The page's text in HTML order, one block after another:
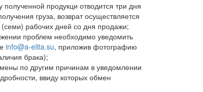
полученной продукци отводится три дня
груза, возврат осуществляется
(семи) рабочих дней со дня продажи;
проблем необходимо уведомить
info@a-elita.su, приложив фотографию
брака);
по другим причинам в уведомлении
ввиду которых обмен